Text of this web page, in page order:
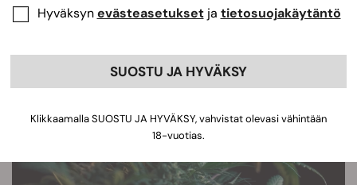
Hyväksynevästeasetuksetja tietosuojakäytäntö
SUOSTU JA HYVÄKSY
Klikkaamalla SUOSTU JA HYVÄKSY, vahvistat olevasi vähintään
18-vuotias.